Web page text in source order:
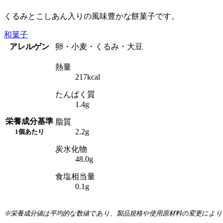
くるみとこしあん入りの風味豊かな餅菓子です。
和菓子
アレルゲン
卵・小麦・くるみ・大豆
栄養成分基準
1個あたり
熱量
217kcal
たんぱく質
1.4g
脂質
2.2g
炭水化物
48.0g
食塩相当量
0.1g
※栄養成分値は平均的な数値であり、製品規格や使用原材料の変更によ